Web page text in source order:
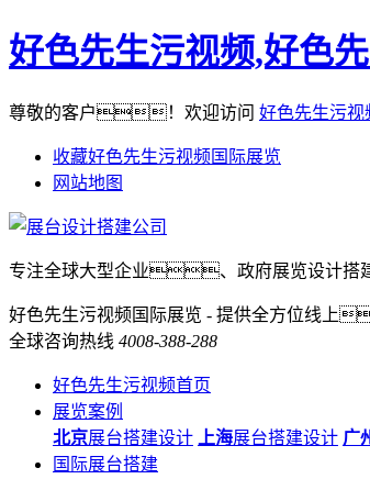
好色先生污视频,好色
尊敬的客户！欢迎访问 好色先生污视
收藏好色先生污视频国际展览
网站地图
专注全球大型企业、政府展览设计搭
好色先生污视频国际展览 - 提供全方位线上
全球咨询热线 4008-388-288
好色先生污视频首页
展览案例
北京展台搭建设计 上海展台搭建设计 广
国际展台搭建